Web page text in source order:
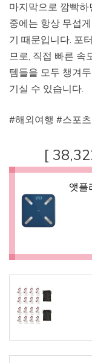
마지막으로 깜빡
중에는 항상 무섭
기 때문입니다. 포
므로, 직접 빠른 속
템들을 모두 챙겨
기실 수 있습니다.
#해외여행 #스포
[
앳플